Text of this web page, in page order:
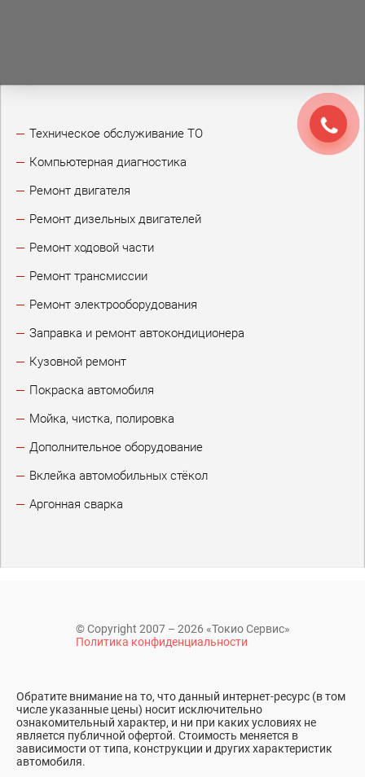
Техническое обслуживание ТО
Компьютерная диагностика
Ремонт двигателя
Ремонт дизельных двигателей
Ремонт ходовой части
Ремонт трансмиссии
Ремонт электрооборудования
Заправка и ремонт автокондиционера
Кузовной ремонт
Покраска автомобиля
Мойка, чистка, полировка
Дополнительное оборудование
Вклейка автомобильных стёкол
Аргонная сварка
© Copyright 2007 – 2026 «Токио Сервис»
Политика конфиденциальности
Обратите внимание на то, что данный интернет-ресурс (в том
числе указанные цены) носит исключительно
ознакомительный характер, и ни при каких условиях не
является публичной офертой. Стоимость меняется в
зависимости от типа, конструкции и других характеристик
автомобиля.